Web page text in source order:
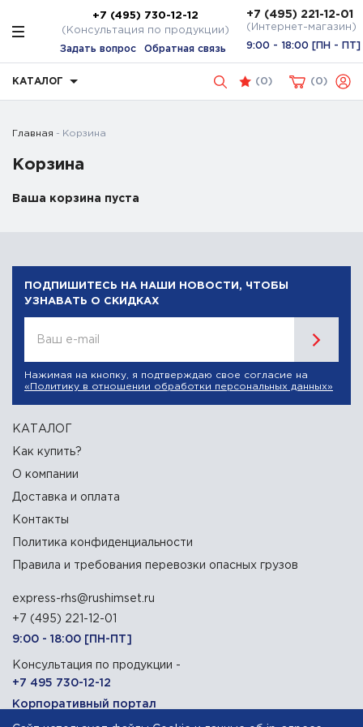
+7 (495) 730-12-12
(Консультация по продукции)
Задать вопрос Обратная связь
+7 (495) 221-12-01
(Интернет-магазин)
9:00 - 18:00 [ПН - ПТ]
КАТАЛОГ (0) 0
Главная Корзина
Корзина
Ваша корзина пуста
ПОДПИШИТЕСЬ НА НАШИ НОВОСТИ, ЧТОБЫ
УЗНАВАТЬ О СКИДКАХ
Ваш e-mail
Нажимая на кнопку, я подтверждаю свое согласие на
«Политику в отношении обработки персональных данных»
КАТАЛОГ
Как купить?
О компании
Доставка и оплата
Контакты
Политика конфиденциальности
Правила и требования перевозки опасных грузов
express-rhs@rushimset.ru
+7 (495) 221-12-01
9:00 - 18:00 [ПН-ПТ]
Консультация по продукции -
+7 495 730-12-12
Корпоративный портал